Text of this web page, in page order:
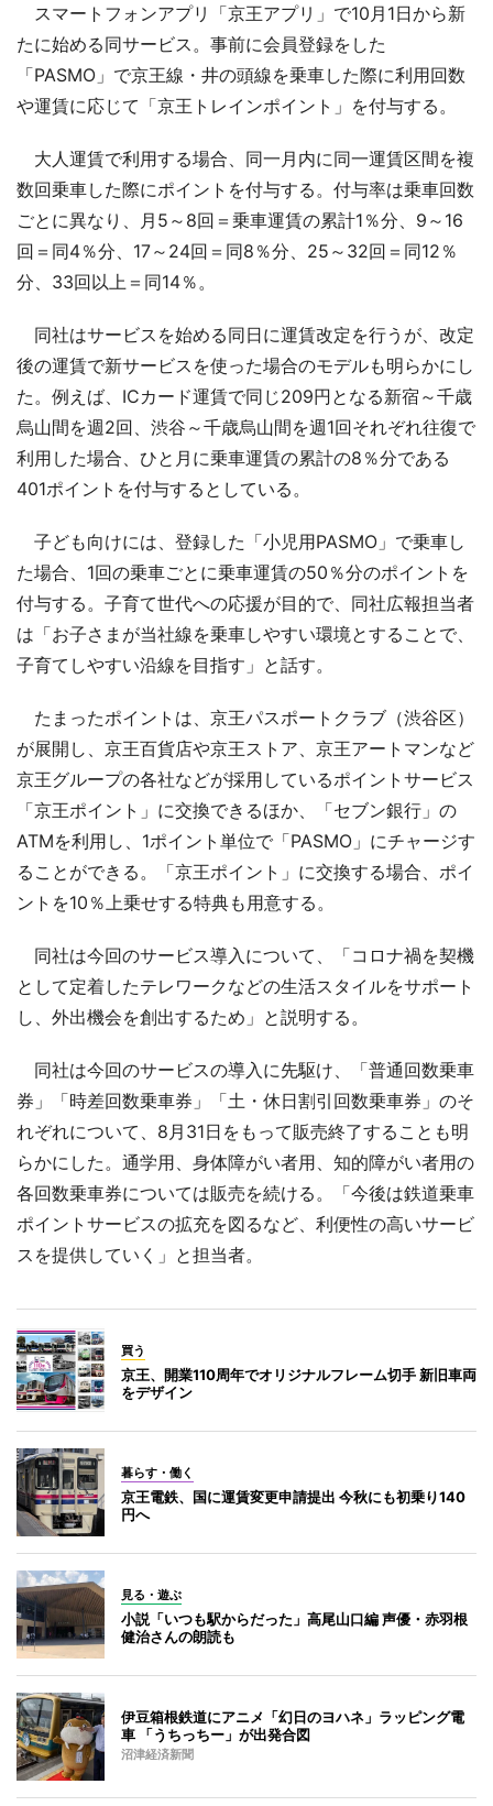
スマートフォンアプリ「京王アプリ」で10月1日から新
たに始める同サービス。事前に会員登録をした
「PASMO」で京王線・井の頭線を乗車した際に利用回数
や運賃に応じて「京王トレインポイント」を付与する。
大人運賃で利用する場合、同一月内に同一運賃区間を複
数回乗車した際にポイントを付与する。付与率は乗車回数
ごとに異なり、月5～8回＝乗車運賃の累計1％分、9～16
回＝同4％分、17～24回＝同8％分、25～32回＝同12％
分、33回以上＝同14％。
同社はサービスを始める同日に運賃改定を行うが、改定
後の運賃で新サービスを使った場合のモデルも明らかにし
た。例えば、ICカード運賃で同じ209円となる新宿～千歳
烏山間を週2回、渋谷～千歳烏山間を週1回それぞれ往復で
利用した場合、ひと月に乗車運賃の累計の8％分である
401ポイントを付与するとしている。
子ども向けには、登録した「小児用PASMO」で乗車し
た場合、1回の乗車ごとに乗車運賃の50％分のポイントを
付与する。子育て世代への応援が目的で、同社広報担当者
は「お子さまが当社線を乗車しやすい環境とすることで、
子育てしやすい沿線を目指す」と話す。
たまったポイントは、京王パスポートクラブ（渋谷区）
が展開し、京王百貨店や京王ストア、京王アートマンなど
京王グループの各社などが採用しているポイントサービス
「京王ポイント」に交換できるほか、「セブン銀行」の
ATMを利用し、1ポイント単位で「PASMO」にチャージす
ることができる。「京王ポイント」に交換する場合、ポイ
ントを10％上乗せする特典も用意する。
同社は今回のサービス導入について、「コロナ禍を契機
として定着したテレワークなどの生活スタイルをサポート
し、外出機会を創出するため」と説明する。
同社は今回のサービスの導入に先駆け、「普通回数乗車
券」「時差回数乗車券」「土・休日割引回数乗車券」のそ
れぞれについて、8月31日をもって販売終了することも明
らかにした。通学用、身体障がい者用、知的障がい者用の
各回数乗車券については販売を続ける。「今後は鉄道乗車
ポイントサービスの拡充を図るなど、利便性の高いサービ
スを提供していく」と担当者。
買う
京王、開業110周年でオリジナルフレーム切手 新旧車両
をデザイン
暮らす・働く
京王電鉄、国に運賃変更申請提出 今秋にも初乗り140
円へ
見る・遊ぶ
小説「いつも駅からだった」高尾山口編 声優・赤羽根
健治さんの朗読も
伊豆箱根鉄道にアニメ「幻日のヨハネ」ラッピング電
車 「うちっちー」が出発合図
沼津経済新聞